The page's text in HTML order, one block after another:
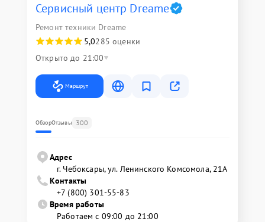
Сервисный центр Dreame
Ремонт техники Dreame
5,0285 оценки
Открыто до 21:00
Маршрут
ОбзорОтзывы 300
Адрес
г. Чебоксары, ул. Ленинского Комсомола, 21А
Контакты
+7 (800) 301-55-83
Время работы
Работаем с 09:00 до 21:00